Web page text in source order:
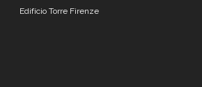
Edifício Torre Firenze